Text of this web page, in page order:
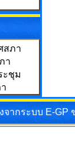
สภา
า
ะชุม
จากระบบ E-